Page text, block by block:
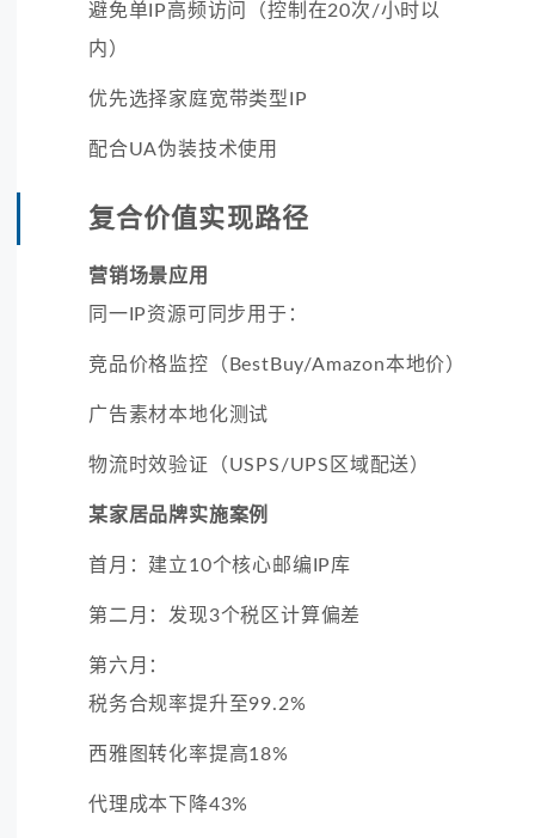
避免单IP高频访问（控制在20次/小时以
内）
优先选择家庭宽带类型IP
配合UA伪装技术使用
复合价值实现路径
营销场景应用
同一IP资源可同步用于：
竞品价格监控（BestBuy/Amazon本地价）
广告素材本地化测试
物流时效验证（USPS/UPS区域配送）
某家居品牌实施案例
首月：建立10个核心邮编IP库
第二月：发现3个税区计算偏差
第六月：
税务合规率提升至99.2%
西雅图转化率提高18%
代理成本下降43%